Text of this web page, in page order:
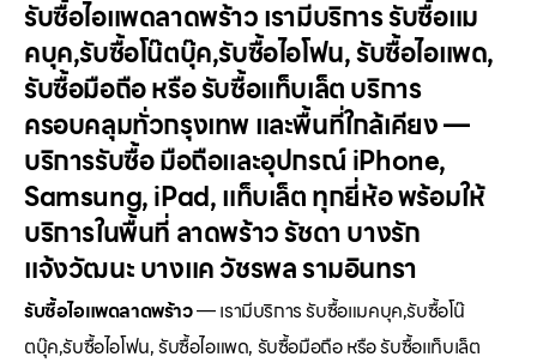
รับซื้อไอแพดลาดพร้าว เรามีบริการ รับซื้อแม
คบุค,รับซื้อโน๊ตบุ๊ค,รับซื้อไอโฟน, รับซื้อไอแพด,
รับซื้อมือถือ หรือ รับซื้อแท็บเล็ต บริการ
ครอบคลุมทั่วกรุงเทพ และพื้นที่ใกล้เคียง —
บริการรับซื้อ มือถือและอุปกรณ์ iPhone,
Samsung, iPad, แท็บเล็ต ทุกยี่ห้อ พร้อมให้
บริการในพื้นที่ ลาดพร้าว รัชดา บางรัก
แจ้งวัฒนะ บางแค วัชรพล รามอินทรา
รับซื้อไอแพดลาดพร้าว— เรามีบริการ รับซื้อแมคบุค,รับซื้อโน๊
ตบุ๊ค,รับซื้อไอโฟน, รับซื้อไอแพด, รับซื้อมือถือ หรือ รับซื้อแท็บเล็ต